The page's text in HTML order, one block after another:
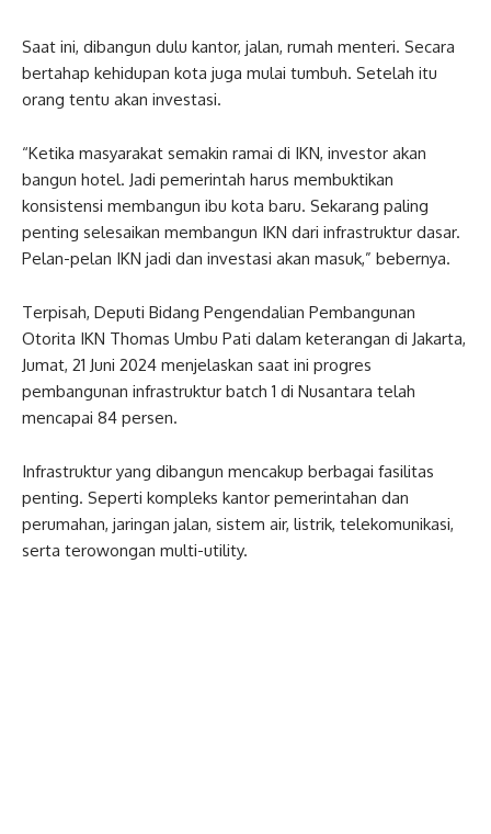
Saat ini, dibangun dulu kantor, jalan, rumah menteri. Secara
bertahap kehidupan kota juga mulai tumbuh. Setelah itu
orang tentu akan investasi.
“Ketika masyarakat semakin ramai di IKN, investor akan
bangun hotel. Jadi pemerintah harus membuktikan
konsistensi membangun ibu kota baru. Sekarang paling
penting selesaikan membangun IKN dari infrastruktur dasar.
Pelan-pelan IKN jadi dan investasi akan masuk,” bebernya.
Terpisah, Deputi Bidang Pengendalian Pembangunan
Otorita IKN Thomas Umbu Pati dalam keterangan di Jakarta,
Jumat, 21 Juni 2024 menjelaskan saat ini progres
pembangunan infrastruktur batch 1 di Nusantara telah
mencapai 84 persen.
Infrastruktur yang dibangun mencakup berbagai fasilitas
penting. Seperti kompleks kantor pemerintahan dan
perumahan, jaringan jalan, sistem air, listrik, telekomunikasi,
serta terowongan multi-utility.